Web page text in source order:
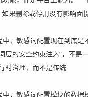
果删除或停用没有影响面
，敏感词配置现在到底是
层的安全约束注入”，不是
时治理，而不是传统
，敏感词配置模块的数据